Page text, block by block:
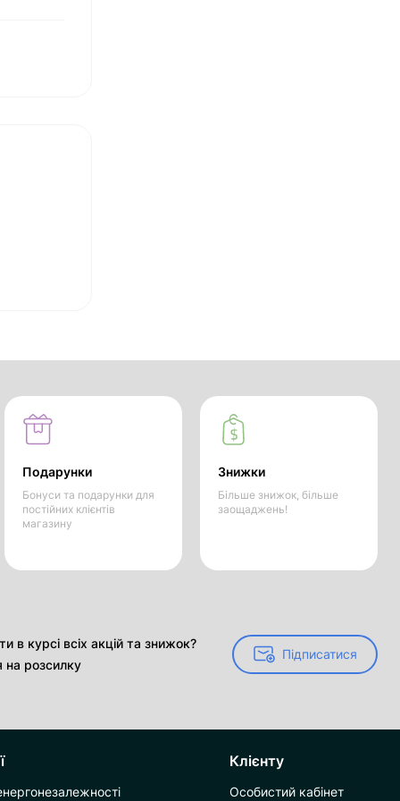
Подарунки
Бонуси та подарунки для
постійних клієнтів
магазину
Знижки
Більше знижок, більше
заощаджень!
в курсі всіх акцій та знижок?
на розсилку
Підписатися
Підписатися
Клієнту
Особистий кабінет